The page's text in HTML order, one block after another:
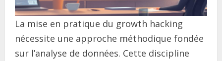
La mise en pratique du growth hacking
nécessite une approche méthodique fondée
sur l’analyse de données. Cette discipline